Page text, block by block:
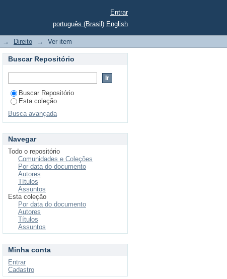
de crianças
Entrar
português (Brasil) English
→ Direito → Ver item
Buscar Repositório
Buscar Repositório
Esta coleção
Busca avançada
Navegar
Todo o repositório
Comunidades e Coleções
Por data do documento
Autores
Títulos
Assuntos
Esta coleção
Por data do documento
Autores
Títulos
Assuntos
Minha conta
Entrar
Cadastro